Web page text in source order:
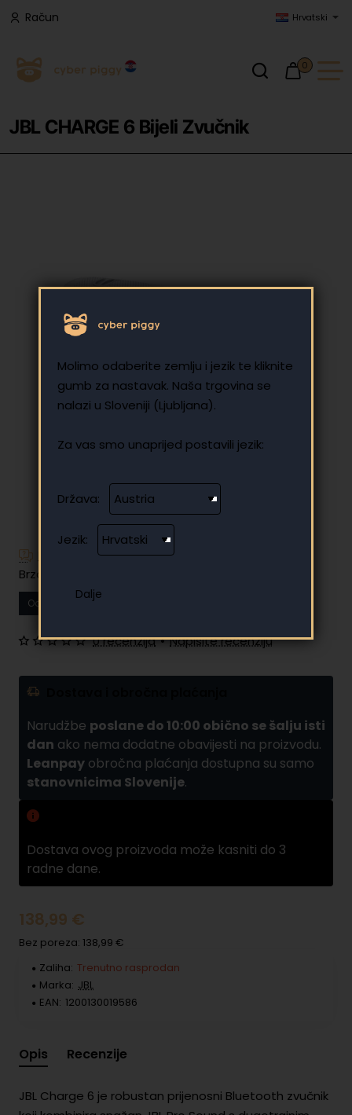
Molimo odaberite zemlju i jezik te kliknite
gumb za nastavak. Naša trgovina se
nalazi u Sloveniji (Ljubljana).
Za vas smo unaprijed postavili jezik:
Država:
Jezik:
Račun Hrvatski
0
JBL CHARGE 6 Bijeli Zvučnik
Imate dodatnih pitanja?
Brzo i jednostavno plaćanje na rate
Od
Narudžbe poslane do 10:00 obično se šalju isti
dan ako nema dodatne obavijesti na proizvodu.
Leanpay obročna plaćanja dostupna su samo
stanovnicima Slovenije.
Dostava ovog proizvoda može kasniti do 3
radne dane.
0 recenzija • Napišite recenziju
138,99 €
Bez poreza: 138,99 €
Zaliha: Trenutno rasprodan
Marka: JBL
EAN: 1200130019586
Opis Recenzije
JBL Charge 6 je robustan prijenosni Bluetooth zvučnik